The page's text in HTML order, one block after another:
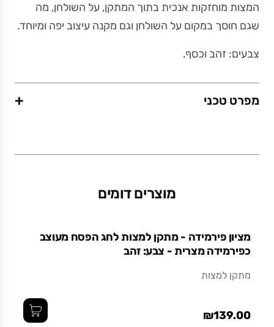
המצות מוחזקות אנכית בתוך המתקן, על השולחן, מה
שגם חוסך במקום על השולחן וגם מקנה עיצוב יפה ומיוחד.
צבעים: זהב וכסף.
מפרט טכני +
משקל (גרם)
חומר
מתכת בצביעה אלקטרוסטטית (צבע אבקתי בתנור)
מוצרים דומים
מציון פירמידה - מתקן למצות לחג הפסח מעוצב
כפירמידה מצרית - צבע: זהב
מתקן למצות
₪139.00